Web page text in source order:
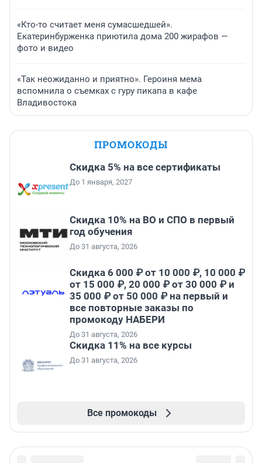
«Кто-то считает меня сумасшедшей».
Екатеринбурженка приютила дома 200 жирафов —
фото и видео
«Так неожиданно и приятно». Героиня мема
вспомнила о съемках с гуру пикапа в кафе
Владивостока
ПРОМОКОДЫ
Скидка 5% на все сертификаты
До 1 января, 2027
Скидка 10% на ВО и СПО в первый
год обучения
До 31 августа, 2026
Скидка 6 000 ₽ от 10 000 ₽, 10 000 ₽
от 15 000 ₽, 20 000 ₽ от 30 000 ₽ и
35 000 ₽ от 50 000 ₽ на первый и
все повторные заказы по
промокоду НАБЕРИ
До 31 августа, 2026
Скидка 11% на все курсы
До 31 августа, 2026
Все промокоды